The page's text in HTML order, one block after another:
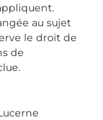
au sujet
le droit de
de